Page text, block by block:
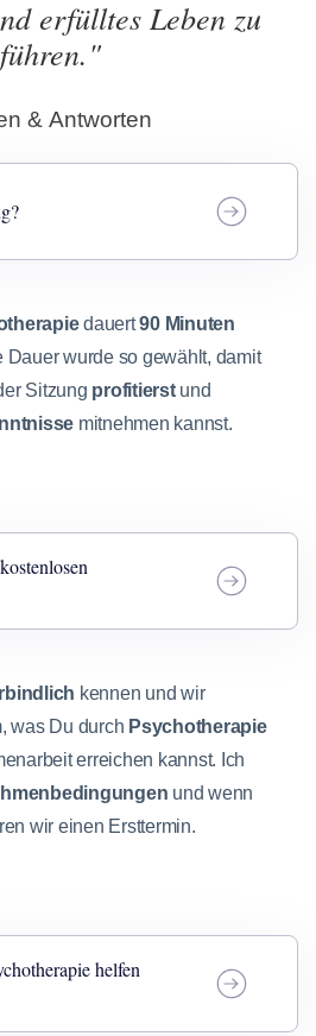
erfülltes Leben zu
führen."
& Antworten
dauert90 Minuten
Dauer wurde so gewählt, damit
Sitzung profitierstund
mitnehmen kannst.
kennen und wir
was Du durch Psychotherapie
erreichen kannst. Ich
und wenn
wir einen Ersttermin.
helfen